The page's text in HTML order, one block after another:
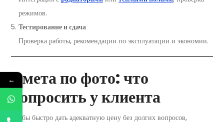
режимов.
Тестирование и сдача
Проверка работы, рекомендации по эксплуатации и экономии.
Смета по фото: что
попросить у клиента
Чтобы быстро дать адекватную цену без долгих вопросов,
←